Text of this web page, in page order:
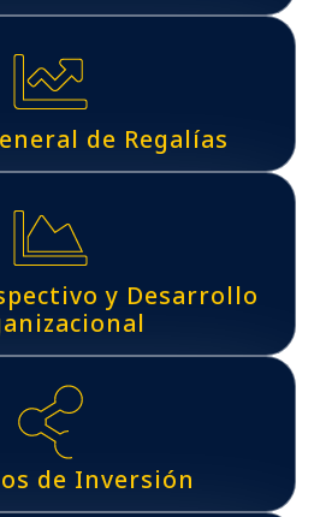
de Regalías
y Desarrollo
de Inversión